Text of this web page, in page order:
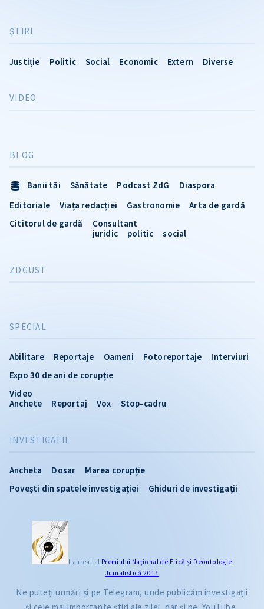
ŞTIRI
Justiție Politic Social Economic Extern Diverse
INVESTIGATII
Ancheta Dosar
Marea corupție
Povești din spatele investigației
Ghiduri de investigații
VIDEO
SPECIAL
Abilitare Reportaje Oameni Fotoreportaje
Interviuri
Expo 30 de ani de corupție
Video
Anchete
Reportaj Vox Stop-cadru
BLOG
Banii tăi Sănătate Podcast ZdG
Diaspora
Editoriale
Viața redacției Gastronomie
Arta de gardă
Cititorul de gardă
Consultant
juridic
politic social
ZDGUST
Laureat al Premiului Naţional de Etică și Deontologie
Jurnalistică 2017
Ne puteți urmări și pe Telegram, unde publicăm investigații